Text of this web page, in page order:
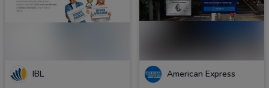
IBL American Express